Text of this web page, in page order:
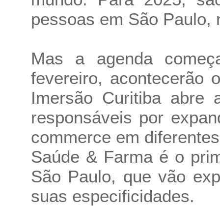
pessoas em São Paulo,
Mas a agenda
fevereiro, acontecerão
Imersão Curitiba abre
responsáveis por
commerce em
Saúde & Farma é o
São Paulo, que vão
suas especificidades.